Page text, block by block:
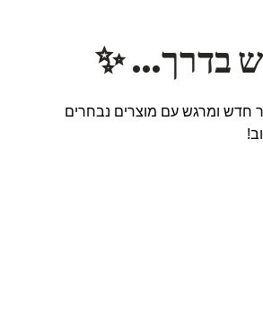
בדרך… ✨
חדש ומרגש עם מוצרים נבחרים